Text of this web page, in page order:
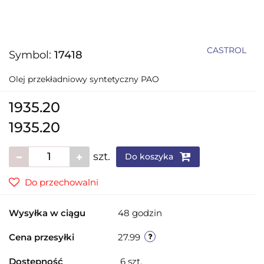
Symbol: 17418 CASTROL
Olej przekładniowy syntetyczny PAO
1935.20
1935.20
szt. Do koszyka
Do przechowalni
Wysyłka w ciągu 48 godzin
Cena przesyłki 27.99
Dostępność 6 szt.